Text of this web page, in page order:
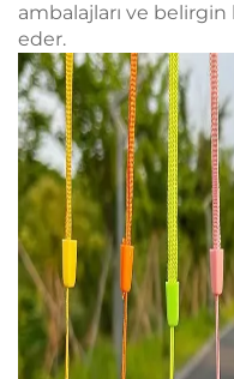
ambalajları ve
eder.